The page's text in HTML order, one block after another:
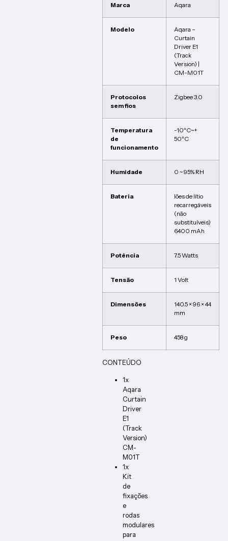
Marca Aqara
Modelo
Aqara –
Curtain
Driver E1
(Track
Version) |
CM-M01T
Protocolos
sem fios
Zigbee 3.0
Temperatura
de
funcionamento
-10ºC~+
50ºC
Humidade 0 ~ 95% RH
Bateria
Iões de lítio
recarregáveis
(não
substituíveis)
6400 mAh
Potência 7.5 Watts
Tensão 1 Volt
Dimensões
140.5 × 96 × 44
mm
Peso 458 g
CONTEÚDO
1x
Aqara
Curtain
Driver
E1
(Track
Version)
CM-
M01T
1x
Kit
de
fixações
e
rodas
modulares
para